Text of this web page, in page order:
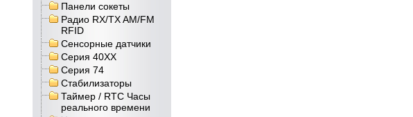
Панели сокеты
Радио RX/TX AM/FM
RFID
Сенсорные датчики
Серия 40XX
Серия 74
Стабилизаторы
Таймер / RTC Часы
реального времени